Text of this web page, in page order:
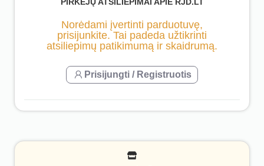
Norėdami įvertinti parduotuvę,
prisijunkite. Tai padeda užtikrinti
atsiliepimų patikimumą ir skaidrumą.
Prisijungti / Registruotis